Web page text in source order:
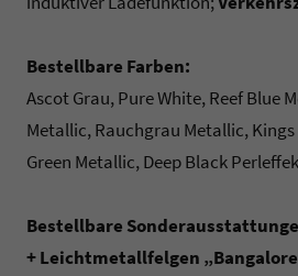
Bestellbare Farben:
Ascot Grau, Pure White, Reef Blue
Metallic, Rauchgrau Metallic,
Green Metallic, Deep Black
Bestellbare
+ Leichtmetallfelgen